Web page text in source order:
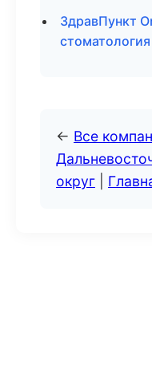
ЗдравПункт
← Все
округ